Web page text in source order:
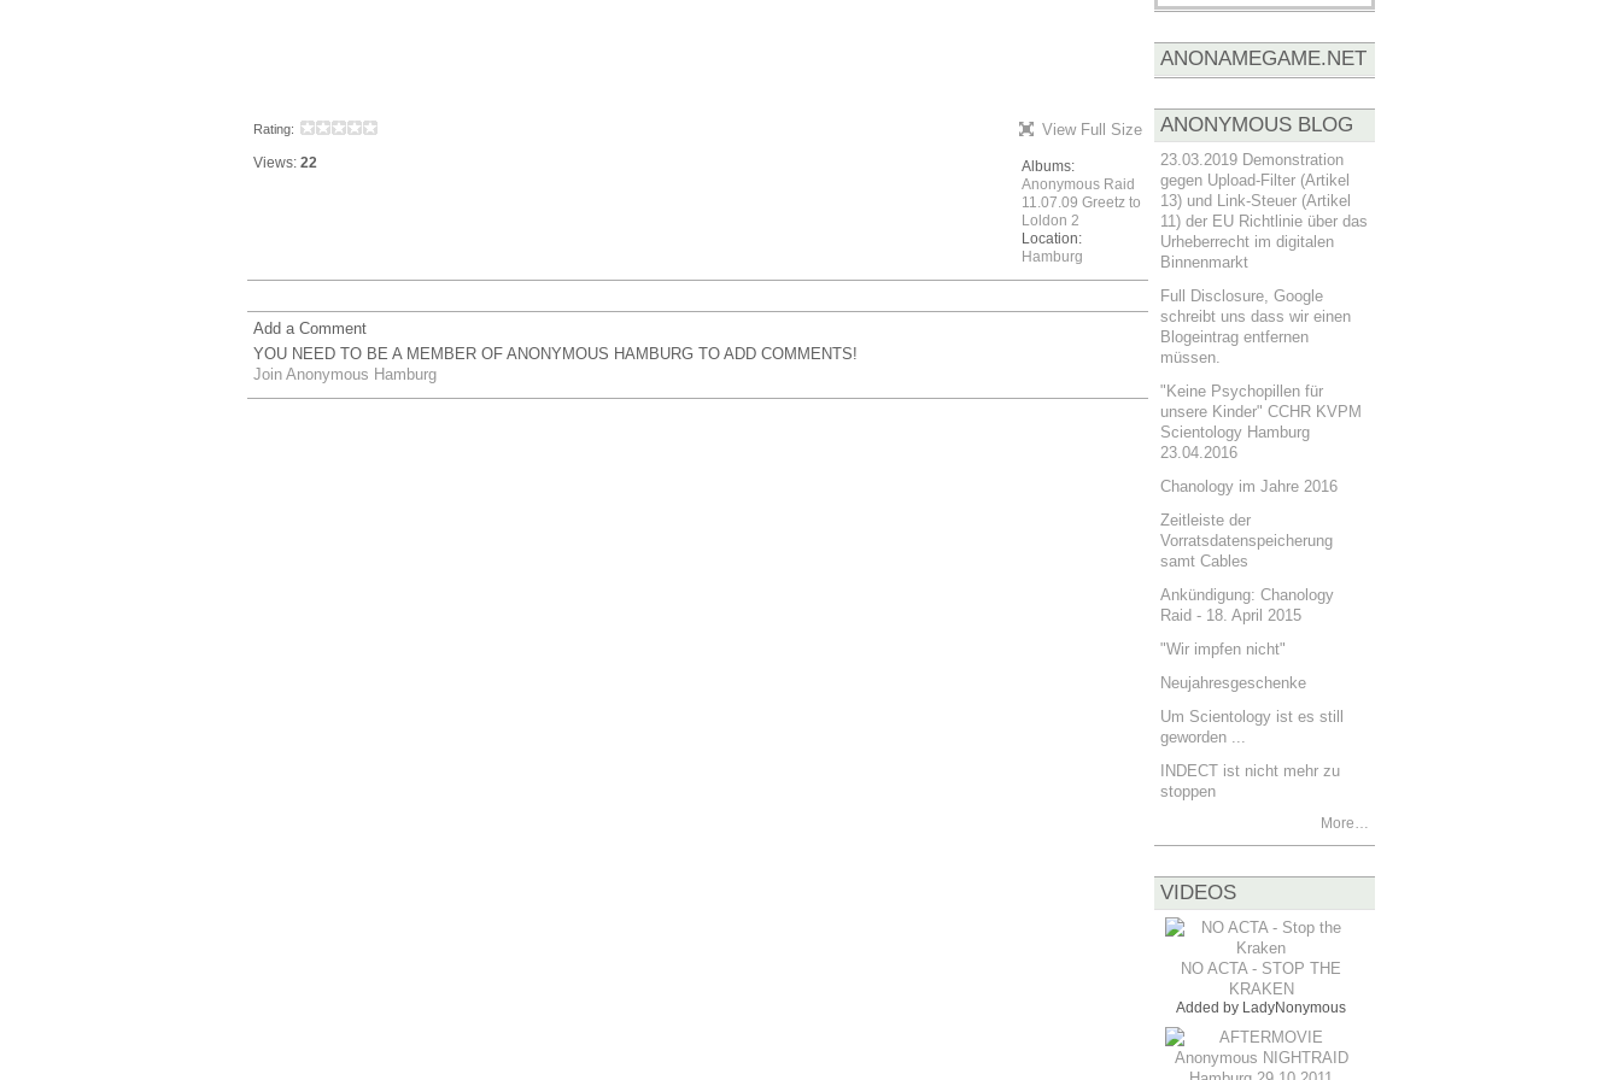
Rating:
Views: 22
View Full Size
Albums:
Anonymous Raid
11.07.09 Greetz to
Loldon 2
Location:
Hamburg
Add a Comment
YOU NEED TO BE A MEMBER OF ANONYMOUS HAMBURG TO ADD COMMENTS!
Join Anonymous Hamburg
ANONAMEGAME.NET
ANONYMOUS BLOG
23.03.2019 Demonstration
gegen Upload-Filter (Artikel
13) und Link-Steuer (Artikel
11) der EU Richtlinie über das
Urheberrecht im digitalen
Binnenmarkt
Full Disclosure, Google
schreibt uns dass wir einen
Blogeintrag entfernen
müssen.
"Keine Psychopillen für
unsere Kinder" CCHR KVPM
Scientology Hamburg
23.04.2016
Chanology im Jahre 2016
Zeitleiste der
Vorratsdatenspeicherung
samt Cables
Ankündigung: Chanology
Raid - 18. April 2015
"Wir impfen nicht"
Neujahresgeschenke
Um Scientology ist es still
geworden ...
INDECT ist nicht mehr zu
stoppen
More…
VIDEOS
NO ACTA - STOP THE
KRAKEN
Added by LadyNonymous